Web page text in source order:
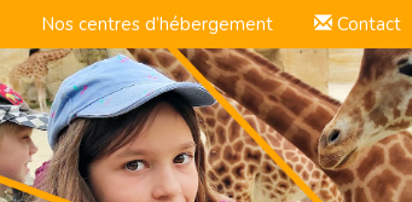
Nos centres d’hébergement Contact